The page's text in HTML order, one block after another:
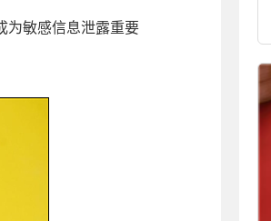
为敏感信息泄露重要